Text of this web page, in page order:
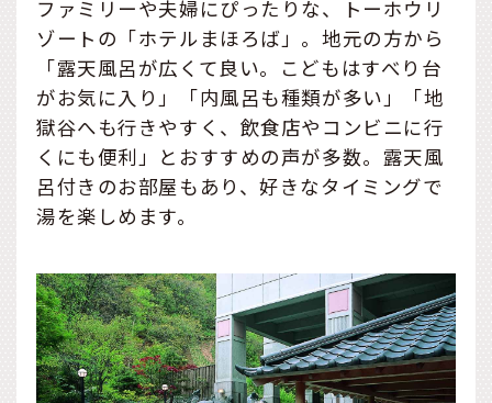
ファミリーや夫婦にぴったりな、トーホウリ
ゾートの「ホテルまほろば」。地元の方から
「露天風呂が広くて良い。こどもはすべり台
がお気に入り」「内風呂も種類が多い」「地
獄谷へも行きやすく、飲食店やコンビニに行
くにも便利」とおすすめの声が多数。露天風
呂付きのお部屋もあり、好きなタイミングで
湯を楽しめます。